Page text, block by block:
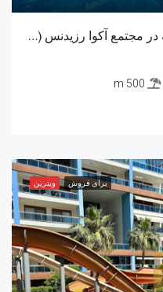
آپارتمان دوبلکس ۴+۱ کاملاً مبله در مجتمع آکوا رزیدنس (Aqua Residence)
500 m
برای فروش ویترین